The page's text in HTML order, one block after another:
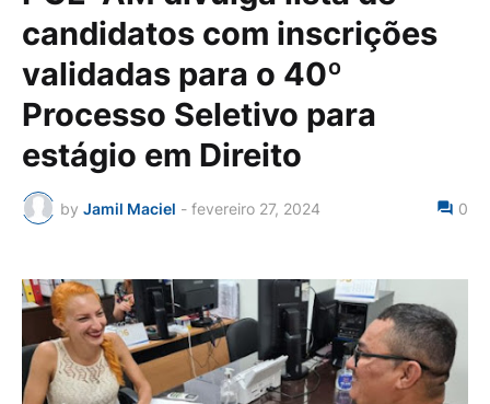
candidatos com inscrições
validadas para o 40º
Processo Seletivo para
estágio em Direito
by Jamil Maciel - fevereiro 27, 2024 0